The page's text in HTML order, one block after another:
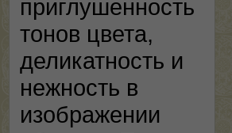
приглушенность
тонов цвета,
деликатность и
нежность в
изображении